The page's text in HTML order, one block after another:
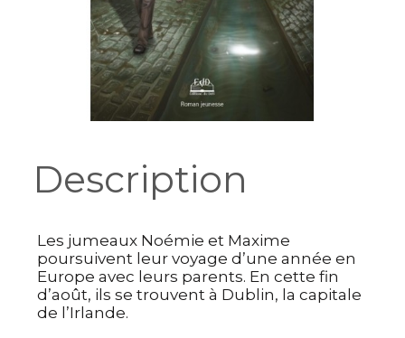
Description
Les jumeaux Noémie et Maxime
poursuivent leur voyage d’une année en
Europe avec leurs parents. En cette fin
d’août, ils se trouvent à Dublin, la capitale
de l’Irlande.